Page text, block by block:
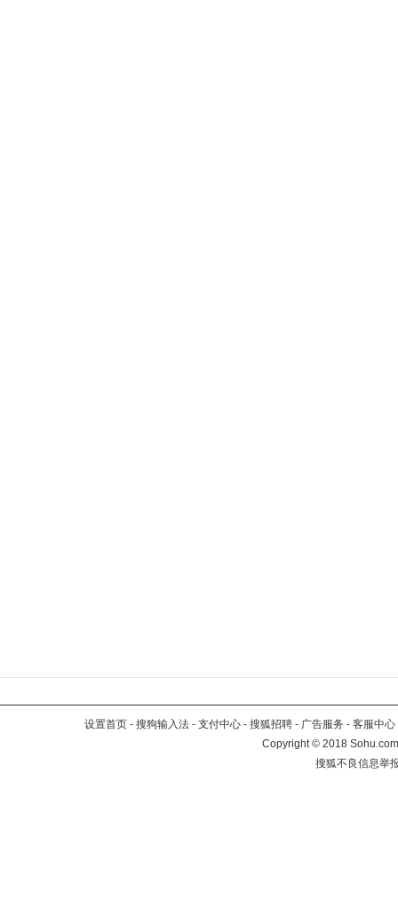
设置首页 - 搜狗输入法 - 支付中心 - 搜狐招聘 - 广告服务 - 客服中心
Copyright©2018
搜狐不良信息举